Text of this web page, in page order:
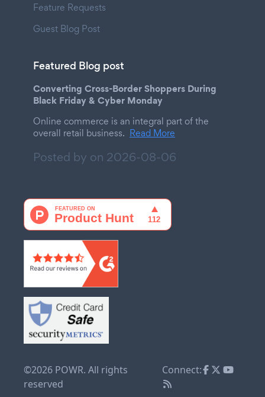
Feature Requests
Guest Blog Post
Featured Blog post
Converting Cross-Border Shoppers During
Black Friday & Cyber Monday
Online commerce is an integral part of the
overall retail business. Read More
Posted by on 2026-08-06
©2026 POWR. All rights
reserved
Connect: